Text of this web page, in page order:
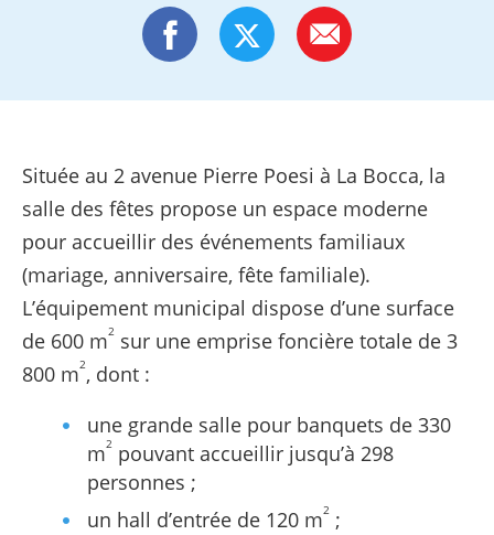
Située au 2 avenue Pierre Poesi à La Bocca, la
salle des fêtes propose un espace moderne
pour accueillir des événements familiaux
(mariage, anniversaire, fête familiale).
L’équipement municipal dispose d’une surface
de 600 m2 sur une emprise foncière totale de 3
800 m2, dont :
une grande salle pour banquets de 330
m2pouvant accueillir jusqu’à 298
personnes ;
un hall d’entrée de 120 m2;